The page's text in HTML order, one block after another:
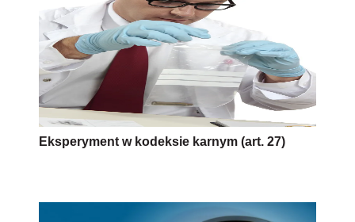
Eksperyment w kodeksie karnym (art. 27)